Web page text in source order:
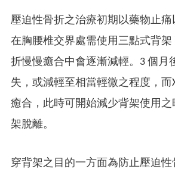
壓迫性骨折之治療初期以藥物止
在胸腰椎交界處需使用三點式背架
折慢慢癒合中會逐漸減輕。3 個月
失，或減輕至相當輕微之程度，而
癒合，此時可開始減少背架使用
架脫離。
穿背架之目的一方面為防止壓迫